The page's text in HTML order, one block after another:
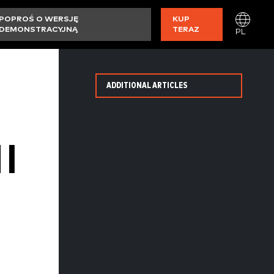
O WERSJĘ
KUP
TERAZ
PL
ADDITIONAL ARTICLES